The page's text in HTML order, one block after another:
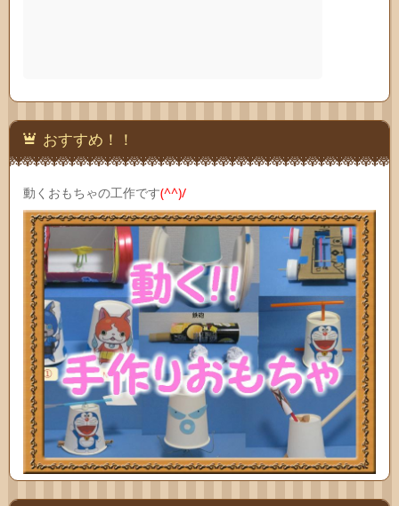
おすすめ！！
動くおもちゃの工作です(^^)/